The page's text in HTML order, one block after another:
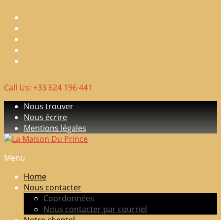
content
Call Us: +33 624 196 441
Nous trouver
Nous écrire
Mentions légales
La
Maison
Du
Prince
Elevage
Menu
Home
Nous contacter
Coordonnées
Nous contacter par courriel